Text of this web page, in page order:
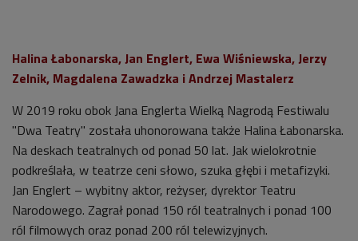
Halina Łabonarska, Jan Englert, Ewa Wiśniewska, Jerzy
Zelnik, Magdalena Zawadzka i Andrzej Mastalerz
W 2019 roku obok Jana Englerta Wielką Nagrodą Festiwalu
"Dwa Teatry" została uhonorowana także Halina Łabonarska.
Na deskach teatralnych od ponad 50 lat. Jak wielokrotnie
podkreślała, w teatrze ceni słowo, szuka głębi i metafizyki.
Jan Englert – wybitny aktor, reżyser, dyrektor Teatru
Narodowego. Zagrał ponad 150 ról teatralnych i ponad 100
ról filmowych oraz ponad 200 ról telewizyjnych.